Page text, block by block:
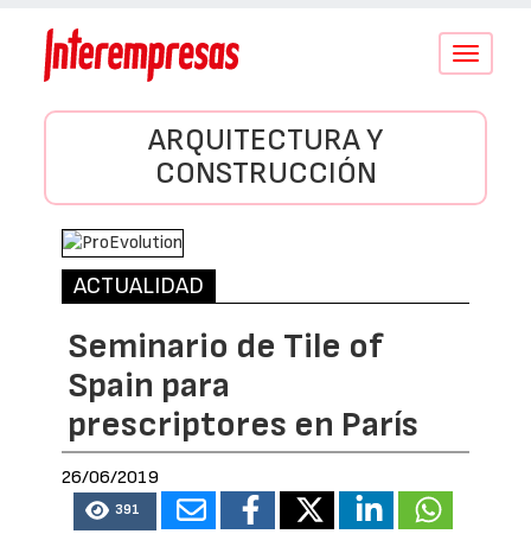
Conmutar
ARQUITECTURA Y
CONSTRUCCIÓN
ACTUALIDAD
Seminario de Tile of
Spain para
prescriptores en París
26/06/2019
391